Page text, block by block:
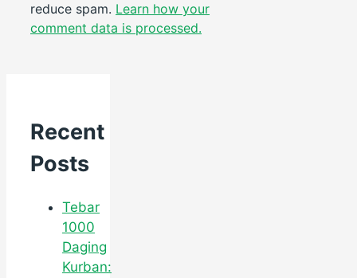
reduce spam. Learn how your
comment data is processed.
Recent
Posts
Tebar
1000
Daging
Kurban: